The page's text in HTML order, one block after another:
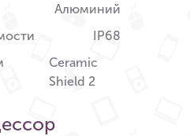
Алюминий
IP68
Ceramic
Shield 2